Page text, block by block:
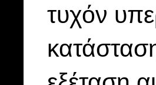
τυχόν